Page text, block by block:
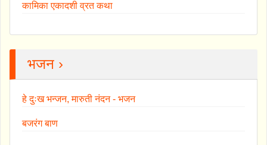
कामिका एकादशी व्रत कथा
भजन ›
हे दुःख भन्जन, मारुती नंदन - भजन
बजरंग बाण